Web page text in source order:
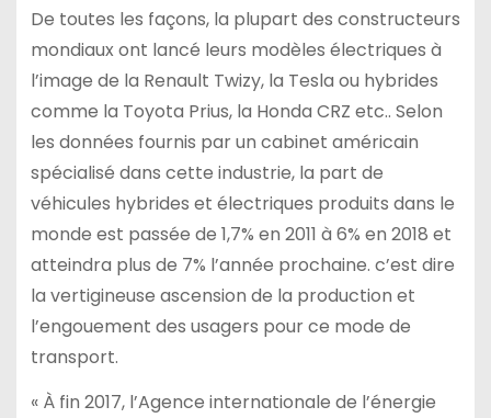
De toutes les façons, la plupart des constructeurs
mondiaux ont lancé leurs modèles électriques à
l’image de la Renault Twizy, la Tesla ou hybrides
comme la Toyota Prius, la Honda CRZ etc.. Selon
les données fournis par un cabinet américain
spécialisé dans cette industrie, la part de
véhicules hybrides et électriques produits dans le
monde est passée de 1,7% en 2011 à 6% en 2018 et
atteindra plus de 7% l’année prochaine. c’est dire
la vertigineuse ascension de la production et
l’engouement des usagers pour ce mode de
transport.
« À fin 2017, l’Agence internationale de l’énergie